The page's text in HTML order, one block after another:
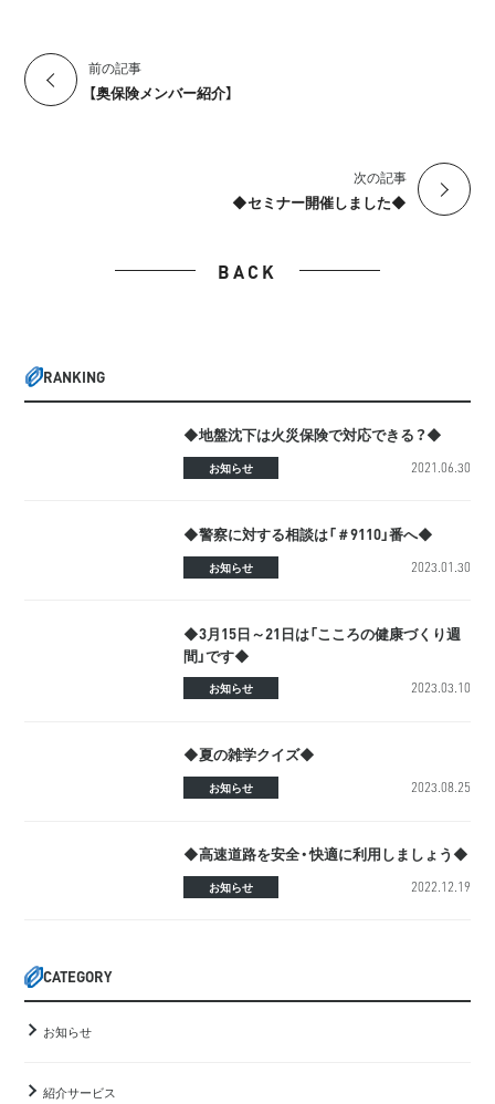
前の記事
【奥保険メンバー紹介】
次の記事
◆セミナー開催しました◆
BACK
RANKING
◆地盤沈下は火災保険で対応できる？◆
お知らせ 2021.06.30
◆警察に対する相談は「＃9110」番へ◆
お知らせ 2023.01.30
◆3月15日～21日は「こころの健康づくり週
間」です◆
お知らせ 2023.03.10
◆夏の雑学クイズ◆
お知らせ 2023.08.25
◆高速道路を安全・快適に利用しましょう◆
お知らせ 2022.12.19
CATEGORY
お知らせ
紹介サービス